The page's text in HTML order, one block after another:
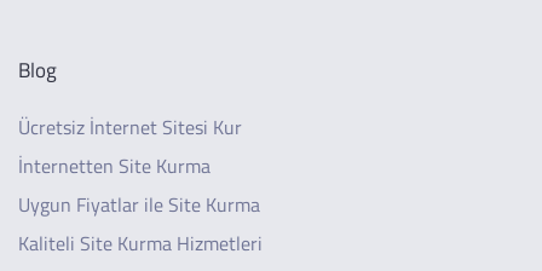
Blog
Ücretsiz İnternet Sitesi Kur
İnternetten Site Kurma
Uygun Fiyatlar ile Site Kurma
Kaliteli Site Kurma Hizmetleri